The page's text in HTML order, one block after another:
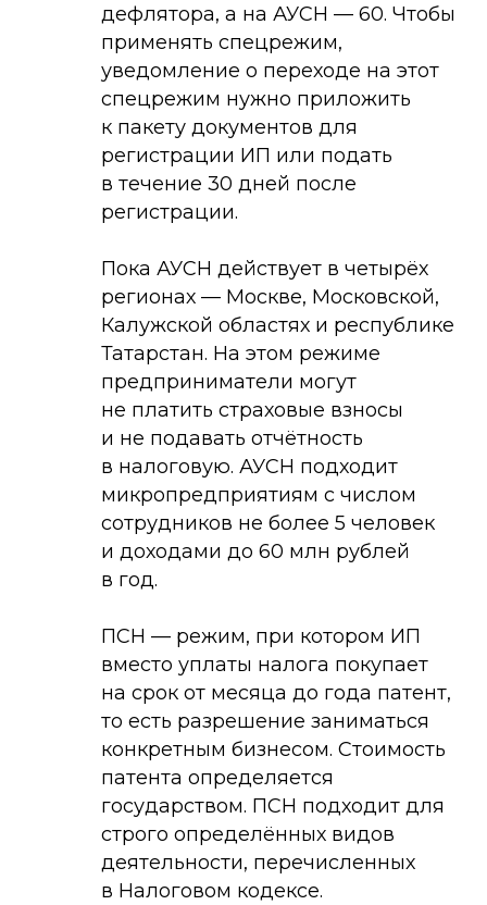
дефлятора, а на АУСН — 60. Чтобы
применять спецрежим,
уведомление о переходе на этот
спецрежим нужно приложить
к пакету документов для
регистрации ИП или подать
в течение 30 дней после
регистрации.
Пока АУСН действует в четырёх
регионах — Москве, Московской,
Калужской областях и республике
Татарстан. На этом режиме
предприниматели могут
не платить страховые взносы
и не подавать отчётность
в налоговую. АУСН подходит
микропредприятиям с числом
сотрудников не более 5 человек
и доходами до 60 млн рублей
в год.
ПСН — режим, при котором ИП
вместо уплаты налога покупает
на срок от месяца до года патент,
то есть разрешение заниматься
конкретным бизнесом. Стоимость
патента определяется
государством. ПСН подходит для
строго определённых видов
деятельности, перечисленных
в Налоговом кодексе.